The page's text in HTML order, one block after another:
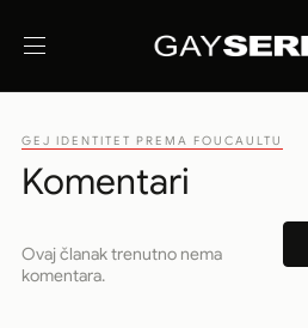
GEJ IDENTITET PREMA FOUCAULTU
Komentari
Ovaj članak trenutno nema
komentara.